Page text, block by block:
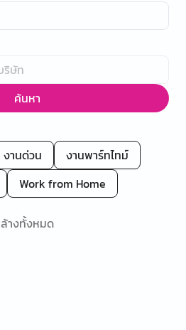
ค้นหา
งานด่วน
งานพาร์ทไทม์
Work from Home
ล้างทั้งหมด